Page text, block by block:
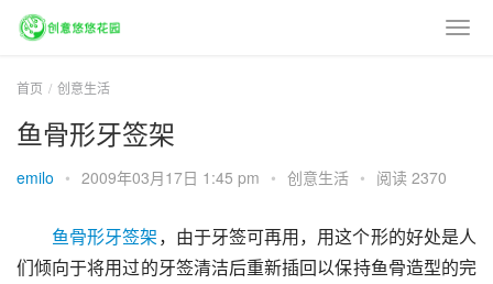
首页 创意生活
鱼骨形牙签架
emilo • 2009年03月17日 1:45 pm • 创意生活 • 阅读 2370
鱼骨形牙签架，由于牙签可再用，用这个形的好处是人
们倾向于将用过的牙签清洁后重新插回以保持鱼骨造型的完